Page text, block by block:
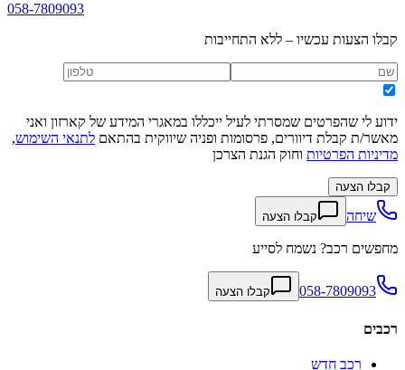
058-7809093
קבלו הצעות עכשיו – ללא התחייבות
ידוע לי שהפרטים שמסרתי לעיל ייכללו במאגרי המידע של קארזון ואני
מאשר/ת קבלת דיוורים, פרסומות ופניה שיווקית בהתאם לתנאי השימוש,
מדיניות הפרטיות וחוק הגנת הצרכן
קבלו הצעה
שיחה קבלו הצעה
מחפשים רכב? נשמח לסייע
058-7809093 קבלו הצעה
רכבים
רכב חדש